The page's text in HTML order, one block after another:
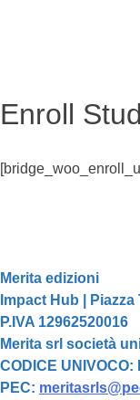
Enroll
Merita edizioni
Impact Hub |
P.IVA 12962520016
Merita srl società
CODICE UNIVOCO:
PEC: